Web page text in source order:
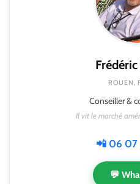
Frédéric
ROUEN,
Conseiller &
Il vit le marché
📲 06 07
💬